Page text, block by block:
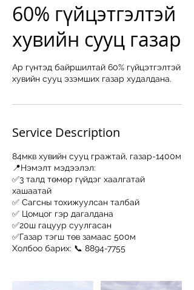
60% гүйцэтгэлтэй
хувийн сууц газар
Ар гүнтэд байршилтай 60% гүйцэтгэлтэй
хувийн сууц эзэмших газар худалдана.
Service Description
84мкв хувийн сууц гражтай, газар-1400м
📍Нэмэлт мэдээлэл:
✅3 талд төмөр гүйдэг хаалгатай
хашаатай
✅ Сагсны тохижуулсан талбай
✅ Цомцог гэр дагалдана
✅20ш гацуур суулгасан
✅Газар тэгш төв замаас 500м
Холбоо барих: 📞 8894-7755